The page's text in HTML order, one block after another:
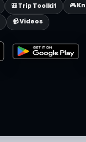
🎒 Trip Toolkit
🎮
📹 Videos